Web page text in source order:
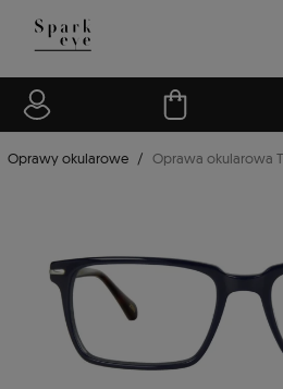
Oprawy okularowe Oprawa okularowa